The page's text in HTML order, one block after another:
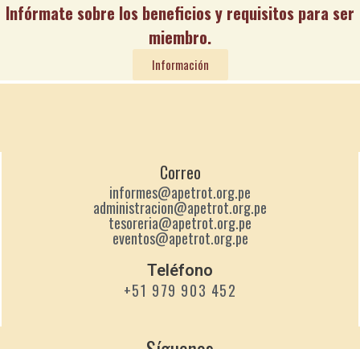
Infórmate sobre los beneficios y requisitos para ser
miembro.
Información
Correo
informes@apetrot.org.pe
administracion@apetrot.org.pe
tesoreria@apetrot.org.pe
eventos@apetrot.org.pe
Teléfono
+51 979 903 452